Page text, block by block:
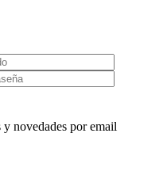
novedades por email